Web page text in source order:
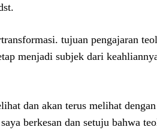
tujuan pengajaran
menjadi subjek dari
dan akan terus melihat
berkesan dan setuju bahwa